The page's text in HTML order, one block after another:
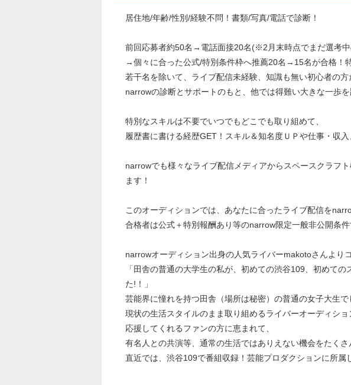
居住地/年齢/性別/経験不問！書類/写真/電話で診断！
前回応募者約50名→電話面接20名(※2月末時点でまだ選考
→個々に合った公式/特別条件枠へ推薦20名→15名が合格！
若干名を除いて、ライブ配信未経験、知識も無い初心者の方
narrowの診断とサポートのもと、他では得難い大きな一歩を
特別なスキルは不要でいつでもどこでも取り組めて、
履歴書に書ける経歴GET！スキル＆知名度ＵＰや仕事・収
narrowでも様々なライブ配信メディアからスペースクラフ
ます！
このオーディションでは、あなたに合ったライブ配信を
合格者は公式＋特別報酬あり等のnarrow限定一般非公開条件
narrowオーディション出身の人気ライバーmakotoさんより
「田舎の普通の大学生の私が、初めての渋谷109、初めて
た!！」
芸能界に憧れを持つ田舎（場所は秘密）の普通の女子大生で
現状の生活スタイルのまま取り組めるライバーオーディシ
応援してくれるファンの方に恵まれて、
有名人との共演等、通常の生活ではありえない機会をたくさ
直近では、渋谷109で番組収録！芸能プロダクションに所